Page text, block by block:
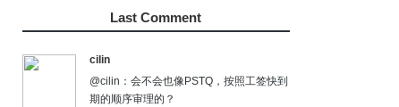
Last Comment
cilin
@cilin：会不会也像PSTQ，按照工签快到
期的顺序审理的？